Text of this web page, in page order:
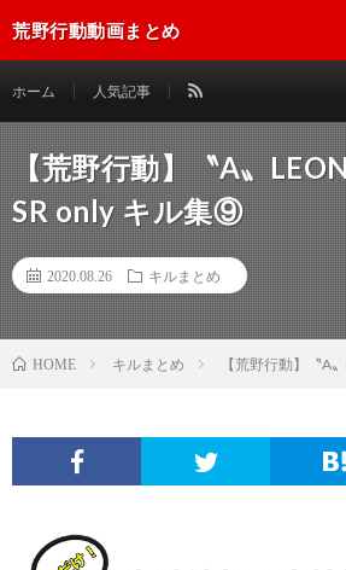
荒野行動動画まとめ
ホーム 人気記事
【荒野行動】〝A〟
SR only キル集⑨
2020.08.26 キルまとめ
HOME キルまとめ 【荒野行動】〝A